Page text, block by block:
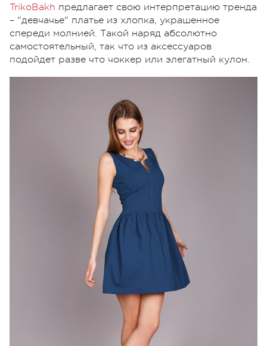
TrikoBakh предлагает свою интерпретацию тренда
– "девчачье" платье из хлопка, украшенное
спереди молнией. Такой наряд абсолютно
самостоятельный, так что из аксессуаров
подойдет разве что чоккер или элегатный кулон.